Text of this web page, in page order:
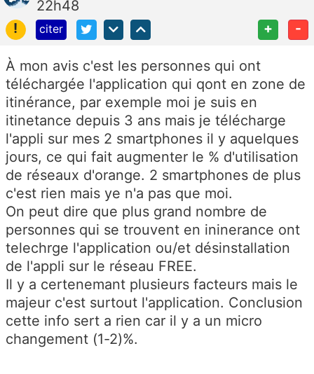
22h48
!
citer + -
À mon avis c'est les personnes qui ont
téléchargée l'application qui qont en zone de
itinérance, par exemple moi je suis en
itinetance depuis 3 ans mais je télécharge
l'appli sur mes 2 smartphones il y aquelques
jours, ce qui fait augmenter le % d'utilisation
de réseaux d'orange. 2 smartphones de plus
c'est rien mais ye n'a pas que moi.
On peut dire que plus grand nombre de
personnes qui se trouvent en ininerance ont
telechrge l'application ou/et désinstallation
de l'appli sur le réseau FREE.
Il y a certenemant plusieurs facteurs mais le
majeur c'est surtout l'application. Conclusion
cette info sert a rien car il y a un micro
changement (1-2)%.